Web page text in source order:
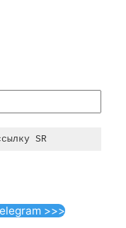
>>>